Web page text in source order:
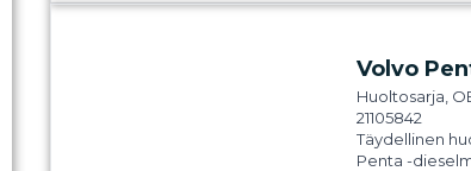
340I-G
D6-400A-G
D6-440A-G,
WJ-G
D6-480D-G,
WJ-G
Volvo
Huoltosarja,
21105842
Täydellinen
Penta -